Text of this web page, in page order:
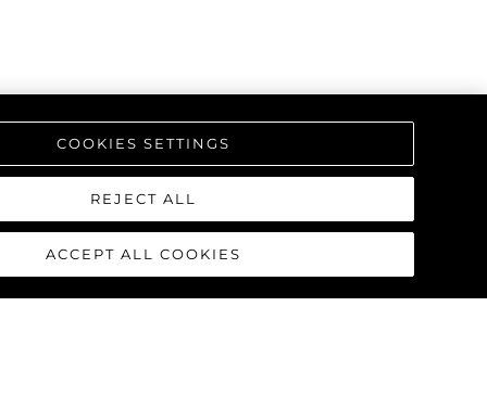
COOKIES SETTINGS
REJECT ALL
ACCEPT ALL COOKIES